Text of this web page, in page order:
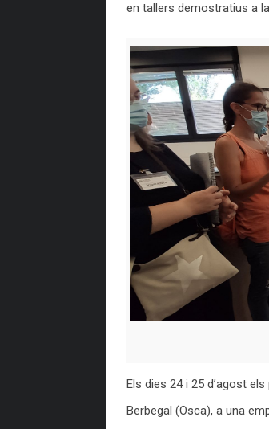
en tallers demostratius a
Els dies 24 i 25 d’agost
Berbegal (Osca), a una